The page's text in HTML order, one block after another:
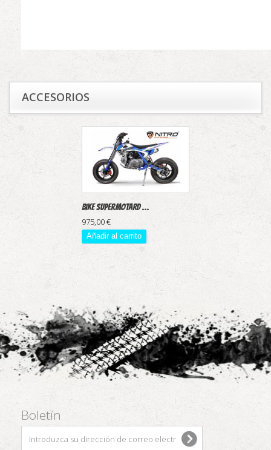
ACCESORIOS
Bike Supermotard ...
975,00 €
Añadir al carrito
Boletín